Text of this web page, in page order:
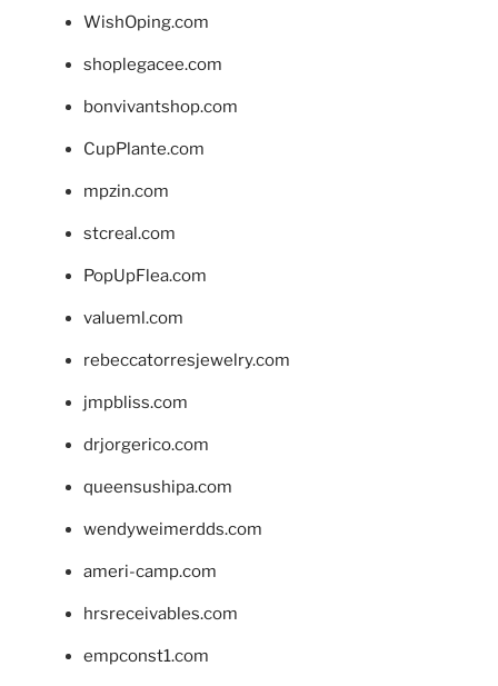
WishOping.com
shoplegacee.com
bonvivantshop.com
CupPlante.com
mpzin.com
stcreal.com
PopUpFlea.com
valueml.com
rebeccatorresjewelry.com
jmpbliss.com
drjorgerico.com
queensushipa.com
wendyweimerdds.com
ameri-camp.com
hrsreceivables.com
empconst1.com